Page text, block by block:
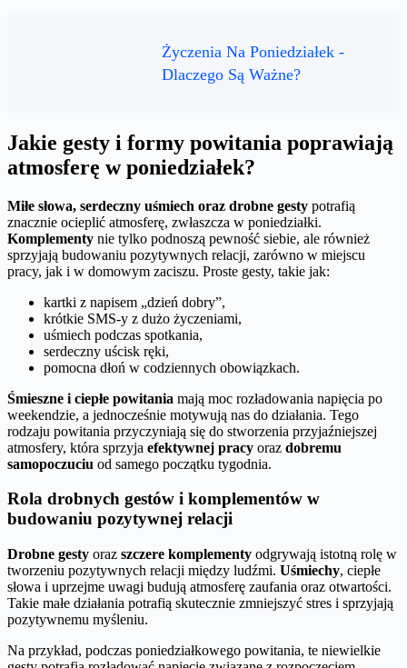
Życzenia Na Poniedziałek -
Dlaczego Są Ważne?
Jakie gesty i formy powitania poprawiają
atmosferę w poniedziałek?
Miłe słowa, serdeczny uśmiech oraz drobne gesty potrafią
znacznie ocieplić atmosferę, zwłaszcza w poniedziałki.
Komplementy nie tylko podnoszą pewność siebie, ale również
sprzyjają budowaniu pozytywnych relacji, zarówno w miejscu
pracy, jak i w domowym zaciszu. Proste gesty, takie jak:
kartki z napisem „dzień dobry”,
krótkie SMS-y z dużo życzeniami,
uśmiech podczas spotkania,
serdeczny uścisk ręki,
pomocna dłoń w codziennych obowiązkach.
Śmieszne i ciepłe powitania mają moc rozładowania napięcia po
weekendzie, a jednocześnie motywują nas do działania. Tego
rodzaju powitania przyczyniają się do stworzenia przyjaźniejszej
atmosfery, która sprzyja efektywnej pracy oraz dobremu
samopoczuciu od samego początku tygodnia.
Rola drobnych gestów i komplementów w
budowaniu pozytywnej relacji
Drobne gesty oraz szczere komplementy odgrywają istotną rolę w
tworzeniu pozytywnych relacji między ludźmi. Uśmiechy, ciepłe
słowa i uprzejme uwagi budują atmosferę zaufania oraz otwartości.
Takie małe działania potrafią skutecznie zmniejszyć stres i sprzyjają
pozytywnemu myśleniu.
Na przykład, podczas poniedziałkowego powitania, te niewielkie